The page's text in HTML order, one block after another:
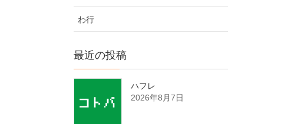
わ行
最近の投稿
ハフレ
2026年8月7日